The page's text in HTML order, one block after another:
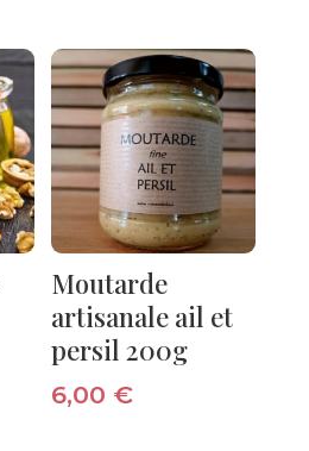
Moutarde
artisanale ail et
persil 200g
6,00 €